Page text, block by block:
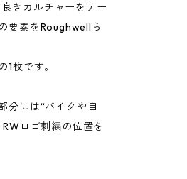
きカルチャーをテー
要素をRoughwellら
枚です。
分には“バイクや自
ロゴ刺繍の位置を